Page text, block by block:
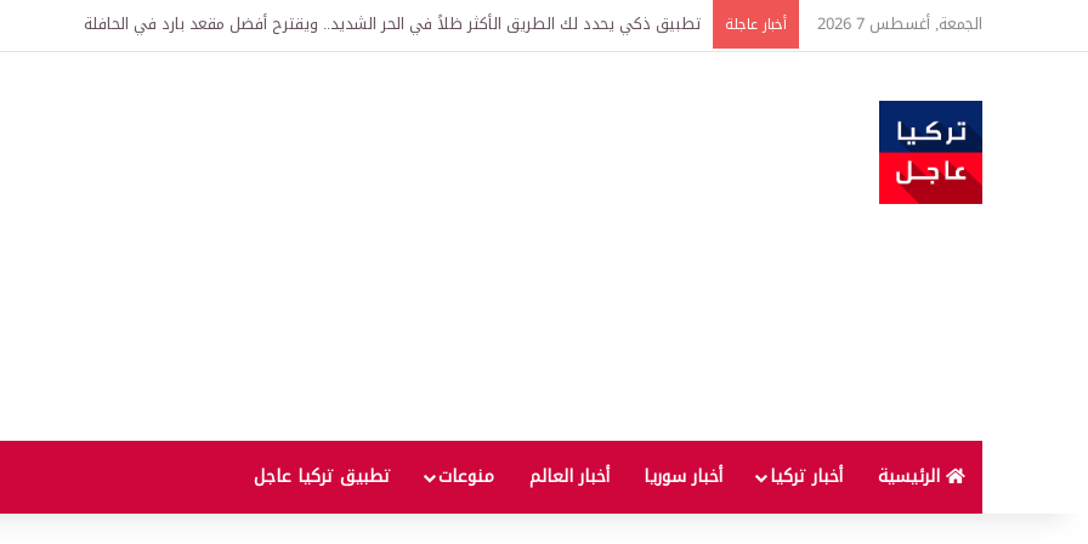
الجمعة, أغسطس 7 2026 أخبار عاجلة تطبيق ذكي يحدد لك الطريق الأكثر ظلاً في الحر الشديد.. ويقترح أفضل مقعد بارد في الحافلة
الرئيسية أخبار تركيا أخبار سوريا أخبار العالم منوعات تطبيق تركيا عاجل